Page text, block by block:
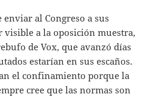
enviar al Congreso a sus
visible a la oposición muestra,
de Vox, que avanzó días
estarían en sus escaños.
el confinamiento porque la
cree que las normas son